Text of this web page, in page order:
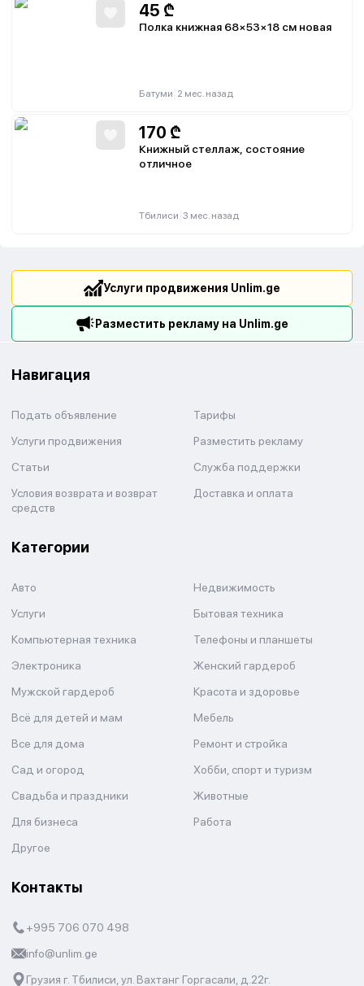
45 ₾
Полка книжная 68×53×18 см новая
Батуми 2 мес. назад
170 ₾
Книжный стеллаж, состояние
отличное
Тбилиси 3 мес. назад
Услуги продвижения Unlim.ge
Разместить рекламу на Unlim.ge
Навигация
Подать объявление
Тарифы
Услуги продвижения
Разместить рекламу
Статьи
Служба поддержки
Условия возврата и возврат
средств
Доставка и оплата
Категории
Авто
Недвижимость
Услуги
Бытовая техника
Компьютерная техника
Телефоны и планшеты
Электроника
Женский гардероб
Мужской гардероб
Красота и здоровье
Всё для детей и мам
Мебель
Все для дома
Ремонт и стройка
Сад и огород
Хобби, спорт и туризм
Свадьба и праздники
Животные
Для бизнеса
Работа
Другое
Контакты
+995 706 070 498
info@unlim.ge
Грузия г. Тбилиси, ул. Вахтанг Горгасали, д.22г.